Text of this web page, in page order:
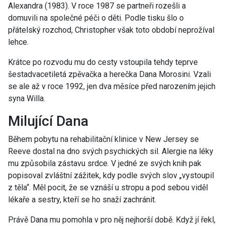
Alexandra (1983). V roce 1987 se partneři rozešli a
domuvili na společné péči o děti. Podle tisku šlo o
přátelský rozchod, Christopher však toto období neprožíval
lehce.
Krátce po rozvodu mu do cesty vstoupila tehdy teprve
šestadvacetiletá zpěvačka a herečka Dana Morosini. Vzali
se ale až v roce 1992, jen dva měsíce před narozením jejich
syna Willa.
Milující Dana
Během pobytu na rehabilitační klinice v New Jersey se
Reeve dostal na dno svých psychických sil. Alergie na léky
mu způsobila zástavu srdce. V jedné ze svých knih pak
popisoval zvláštní zážitek, kdy podle svých slov „vystoupil
z těla“. Měl pocit, že se vznáší u stropu a pod sebou viděl
lékaře a sestry, kteří se ho snaží zachránit.
Právě Dana mu pomohla v pro něj nejhorší době. Když jí řekl,